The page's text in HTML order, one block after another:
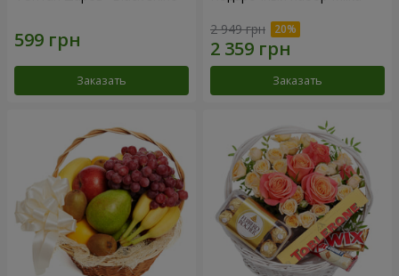
Заказать
2 949 грн
Заказать